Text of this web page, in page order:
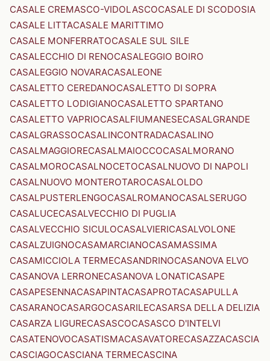
CASALE CREMASCO-VIDOLASCOCASALE DI SCODOSIA
CASALE LITTACASALE MARITTIMO
CASALE MONFERRATOCASALE SUL SILE
CASALECCHIO DI RENOCASALEGGIO BOIRO
CASALEGGIO NOVARACASALEONE
CASALETTO CEREDANOCASALETTO DI SOPRA
CASALETTO LODIGIANOCASALETTO SPARTANO
CASALETTO VAPRIOCASALFIUMANESECASALGRANDE
CASALGRASSOCASALINCONTRADACASALINO
CASALMAGGIORECASALMAIOCCOCASALMORANO
CASALMOROCASALNOCETOCASALNUOVO DI NAPOLI
CASALNUOVO MONTEROTAROCASALOLDO
CASALPUSTERLENGOCASALROMANOCASALSERUGO
CASALUCECASALVECCHIO DI PUGLIA
CASALVECCHIO SICULOCASALVIERICASALVOLONE
CASALZUIGNOCASAMARCIANOCASAMASSIMA
CASAMICCIOLA TERMECASANDRINOCASANOVA ELVO
CASANOVA LERRONECASANOVA LONATICASAPE
CASAPESENNACASAPINTACASAPROTACASAPULLA
CASARANOCASARGOCASARILECASARSA DELLA DELIZIA
CASARZA LIGURECASASCOCASASCO D'INTELVI
CASATENOVOCASATISMACASAVATORECASAZZACASCIA
CASCIAGOCASCIANA TERMECASCINA